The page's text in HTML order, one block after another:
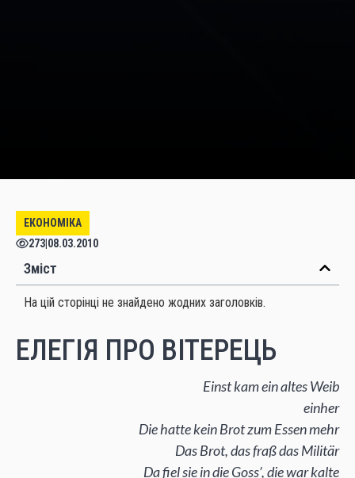
ЕКОНОМІКА
273 08.03.2010
Зміст
На цій сторінці не знайдено жодних заголовків.
ЕЛЕГІЯ ПРО ВІТЕРЕЦЬ
Einst kam ein altes Weib
einher
Die hatte kein Brot zum Essen mehr
Das Brot, das fraß das Militär
Da fiel sie in die Goss’, die war kalte